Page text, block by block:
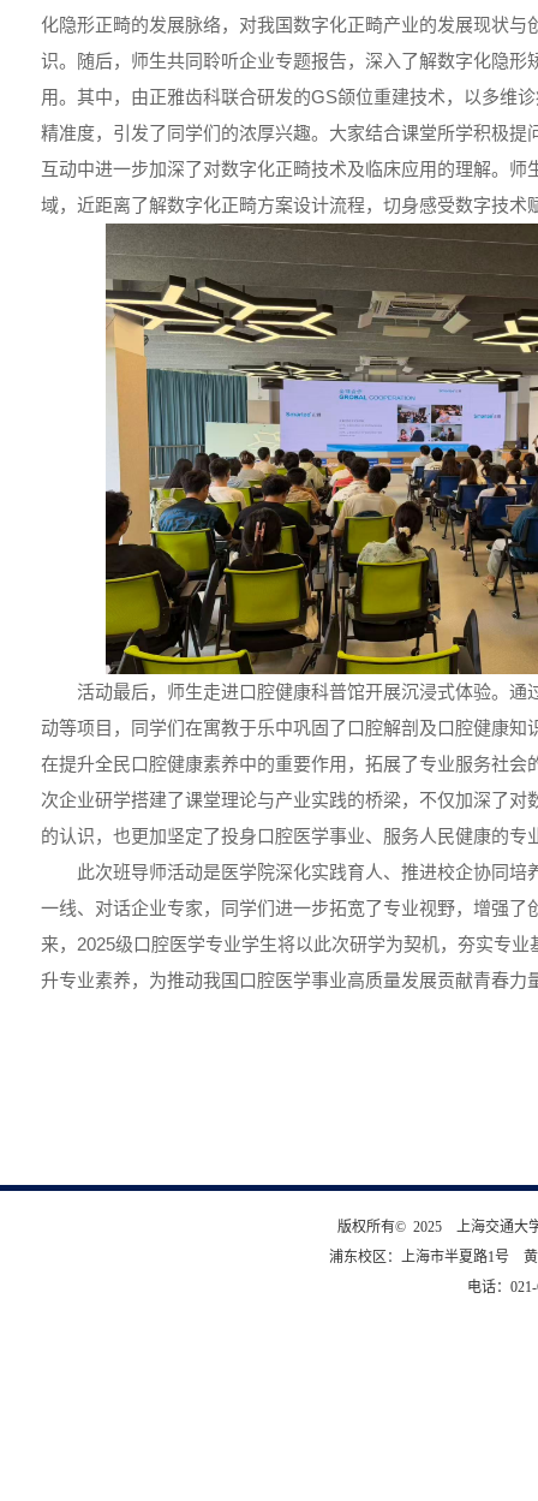
版权所有© 2025 上海交通大
浦东校区：上海市半夏路1号
电话：
化隐形正畸的发展脉络，对我国数字化正畸产业的发展现状与
识。随后，师生共同聆听企业专题报告，深入了解数字化隐形
用。其中，由正雅齿科联合研发的GS颌位重建技术，以多维
精准度，引发了同学们的浓厚兴趣。大家结合课堂所学积极提
互动中进一步加深了对数字化正畸技术及临床应用的理解。师
域，近距离了解数字化正畸方案设计流程，切身感受数字技术
活动最后，师生走进口腔健康科普馆开展沉浸式体验。通
动等项目，同学们在寓教于乐中巩固了口腔解剖及口腔健康知
在提升全民口腔健康素养中的重要作用，拓展了专业服务社会
次企业研学搭建了课堂理论与产业实践的桥梁，不仅加深了对
的认识，也更加坚定了投身口腔医学事业、服务人民健康的专
此次班导师活动是医学院深化实践育人、推进校企协同培
一线、对话企业专家，同学们进一步拓宽了专业视野，增强了
来，2025级口腔医学专业学生将以此次研学为契机，夯实专
升专业素养，为推动我国口腔医学事业高质量发展贡献青春力